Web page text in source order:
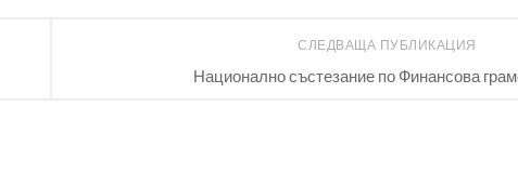
СЛЕДВАЩА ПУБЛИКАЦИЯ
Национално състезание по Финансова